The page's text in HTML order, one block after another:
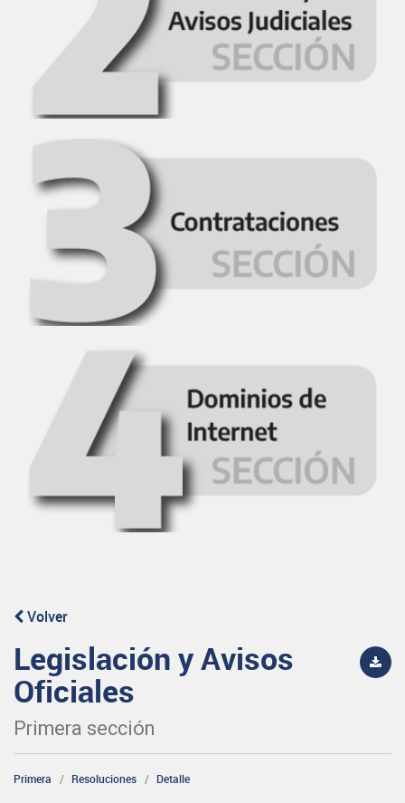
Volver
Legislación y Avisos
Oficiales
Primera sección
Primera Resoluciones Detalle